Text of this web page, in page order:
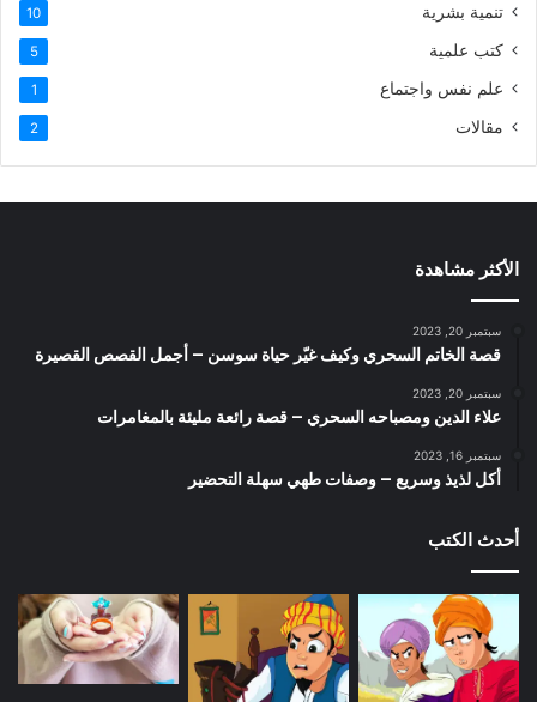
تنمية بشرية 10
كتب علمية 5
علم نفس واجتماع 1
مقالات 2
الأكثر مشاهدة
سبتمبر 20, 2023
قصة الخاتم السحري وكيف غيّر حياة سوسن – أجمل القصص القصيرة
سبتمبر 20, 2023
علاء الدين ومصباحه السحري – قصة رائعة مليئة بالمغامرات
سبتمبر 16, 2023
أكل لذيذ وسريع – وصفات طهي سهلة التحضير
أحدث الكتب